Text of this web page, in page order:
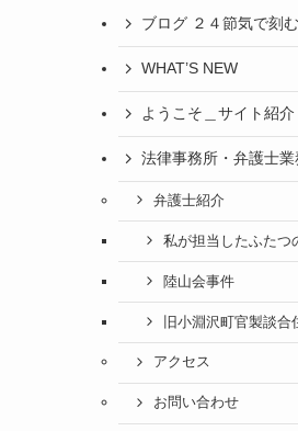
ブログ ２４節気で刻
WHAT’S NEW
ようこそ＿サイト紹介
法律事務所・弁護士業
弁護士紹介
私が担当したふたつ
陸山会事件
旧小淵沢町官製談合
アクセス
お問い合わせ